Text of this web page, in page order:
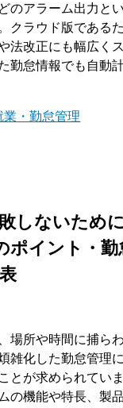
のアラーム出力と
クラウド版である
法改正にも幅広く
勤怠情報でも自動
・勤怠管理
しないため
ポイント・勤
場所や時間に捕ら
雑化した勤怠管理
とが求められてい
の機能や特長、製